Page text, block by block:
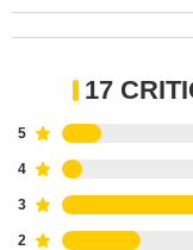
17
5
4
3
2